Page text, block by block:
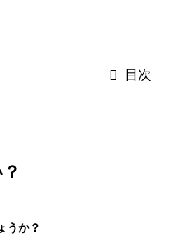
目次
うか？